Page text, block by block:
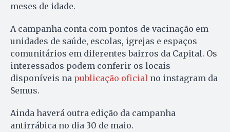
meses de idade.
A campanha conta com pontos de vacinação em
unidades de saúde, escolas, igrejas e espaços
comunitários em diferentes bairros da Capital. Os
interessados podem conferir os locais
disponíveis na publicação oficial no instagram da
Semus.
Ainda haverá outra edição da campanha
antirrábica no dia 30 de maio.